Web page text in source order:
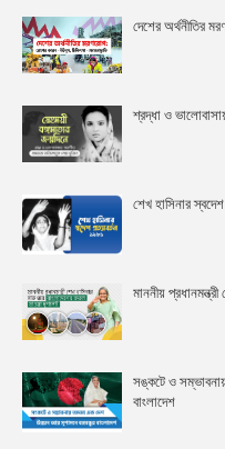
দেশের অর্থনীতির
শ্রদ্ধা ও
শেখ হাসিনার
মাননীয়
সঙ্কটে ও
বাংলাদেশ